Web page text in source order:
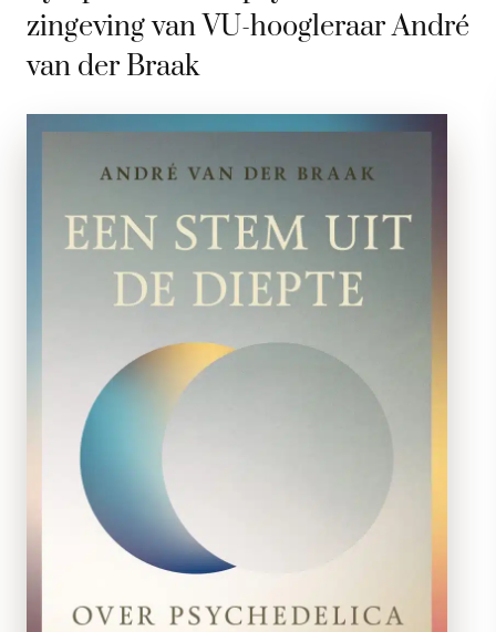
zingeving van VU-hoogleraar André
van der Braak